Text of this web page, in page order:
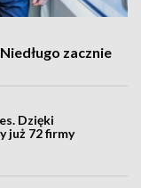
zacznie
Dzięki
już 72 firmy